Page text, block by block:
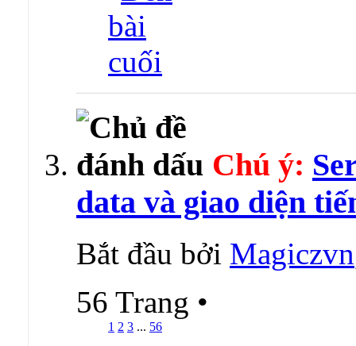
Chú ý:
data và giao diện
Bắt đầu bởi Magiczvn
56 Trang •
1 2 3 ... 56